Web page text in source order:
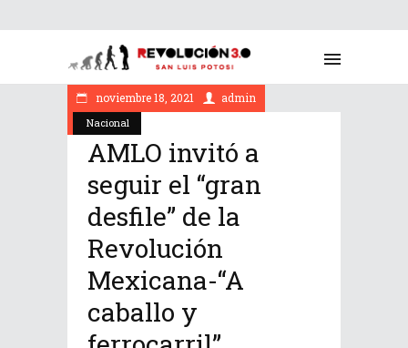
Nacional
noviembre 18, 2021 admin
AMLO invitó a
seguir el “gran
desfile” de la
Revolución
Mexicana-“A
caballo y